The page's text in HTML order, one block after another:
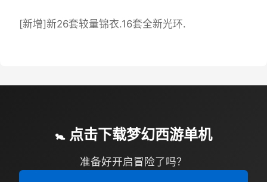
[新增]新26套较量锦衣.16套全新光环.
🚼 点击下载梦幻西游单机
准备好开启冒险了吗？